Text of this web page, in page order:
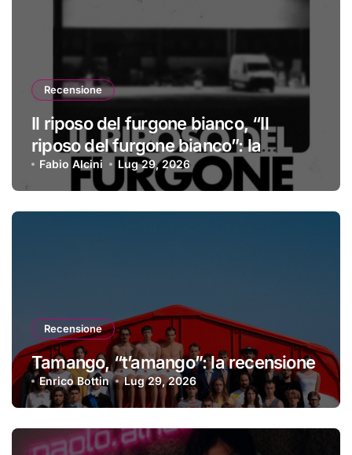
Recensione
Il riposo del furgone bianco, “Il
riposo del furgone bianco”: la
recensione
Fabio Alcini Lug 29, 2026
Recensione
Tamango, “t’amango”: la recensione
Enrico Bottin Lug 29, 2026